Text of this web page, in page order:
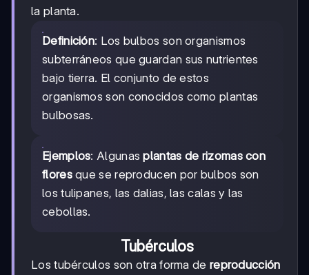
la planta.
Definición: Los bulbos son organismos
subterráneos que guardan sus nutrientes
bajo tierra. El conjunto de estos
organismos son conocidos como plantas
bulbosas.
Ejemplos: Algunasplantas de rizomas con
floresque se reproducen por bulbos son
los tulipanes, las dalias, las calas y las
cebollas.
Tubérculos
Los tubérculos son otra forma de reproducción